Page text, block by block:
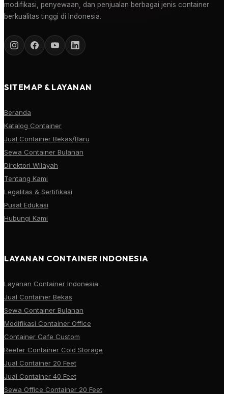
modifikasi, penyewaan, dan penjualan berbagai jenis container
berkualitas tinggi di Indonesia.
SITEMAP & LAYANAN
Beranda
Katalog Container
Jual Container Bekas/Baru
Sewa Container Bulanan
Direktori Wilayah
Tentang Kami
Legalitas & Sertifikasi
Pusat Edukasi
Hubungi Kami
LAYANAN CONTAINER INDONESIA
Layanan Container Indonesia
Jual Container Bekas
Sewa Container Bulanan
Modifikasi Container Office
Container Cafe Custom
Reefer Container Cold Storage
Jual Container 20 Feet
Jual Container 40 Feet
Sewa Office Container 20 Feet